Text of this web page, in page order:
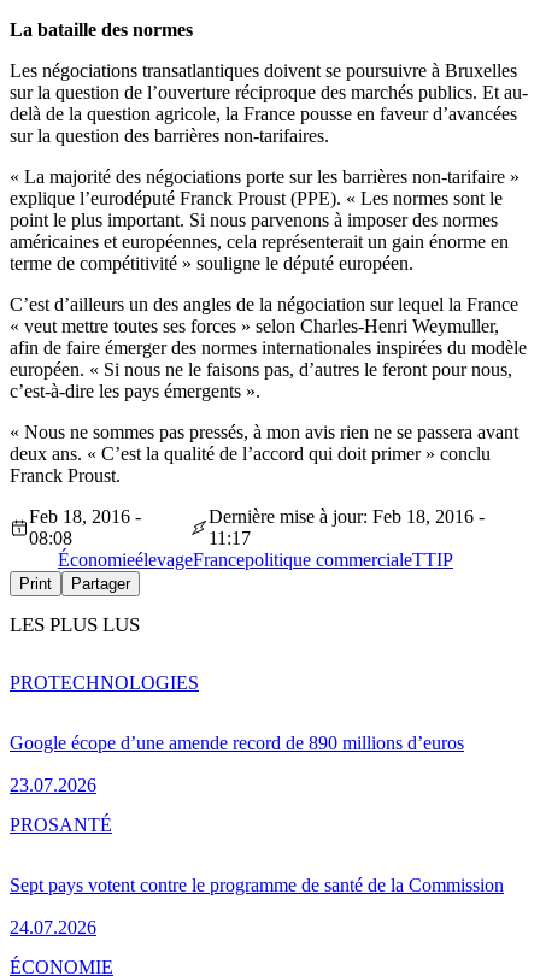
La bataille des normes
Les négociations transatlantiques doivent se poursuivre à Bruxelles
sur la question de l’ouverture réciproque des marchés publics. Et au-
delà de la question agricole, la France pousse en faveur d’avancées
sur la question des barrières non-tarifaires.
« La majorité des négociations porte sur les barrières non-tarifaire »
explique l’eurodéputé Franck Proust (PPE). « Les normes sont le
point le plus important. Si nous parvenons à imposer des normes
américaines et européennes, cela représenterait un gain énorme en
terme de compétitivité » souligne le député européen.
C’est d’ailleurs un des angles de la négociation sur lequel la France
« veut mettre toutes ses forces » selon Charles-Henri Weymuller,
afin de faire émerger des normes internationales inspirées du modèle
européen. « Si nous ne le faisons pas, d’autres le feront pour nous,
c’est-à-dire les pays émergents ».
« Nous ne sommes pas pressés, à mon avis rien ne se passera avant
deux ans. « C’est la qualité de l’accord qui doit primer » conclu
Franck Proust.
Feb 18, 2016 -
08:08
Dernière mise à jour: Feb 18, 2016 -
11:17
ÉconomieélevageFrancepolitique commercialeTTIP
Print Partager
LES PLUS LUS
Google écope d’une amende record de 890 millions d’euros
23.07.2026
PROTECHNOLOGIES
Sept pays votent contre le programme de santé de la Commission
24.07.2026
PROSANTÉ
ÉCONOMIE